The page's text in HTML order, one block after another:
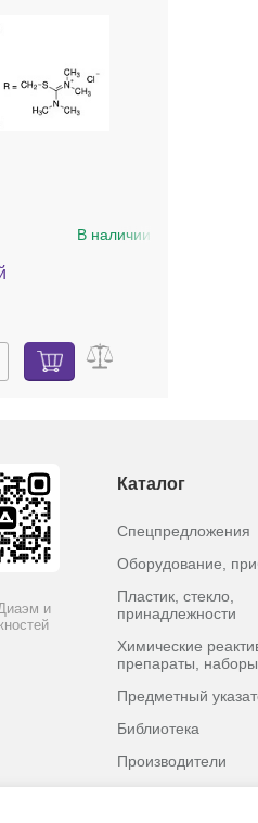
В наличии
и
Каталог
Спецпредложения
Оборудование,
Пластик, стекло,
принадлежности
Химические
препараты, наборы
Предметный
Библиотека
Производители